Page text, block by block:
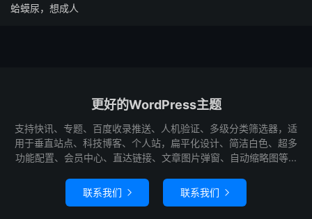
蛤蟆尿，想成人
更好的WordPress主题
支持快讯、专题、百度收录推送、人机验证、多级分类筛选器，适
用于垂直站点、科技博客、个人站，扁平化设计、简洁白色、超多
功能配置、会员中心、直达链接、文章图片弹窗、自动缩略图等...
联系我们  联系我们 